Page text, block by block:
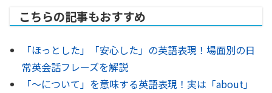
こちらの記事もおすすめ
「ほっとした」「安心した」の英語表現！場面別の日
常英会話フレーズを解説
「〜について」を意味する英語表現！実は「about」